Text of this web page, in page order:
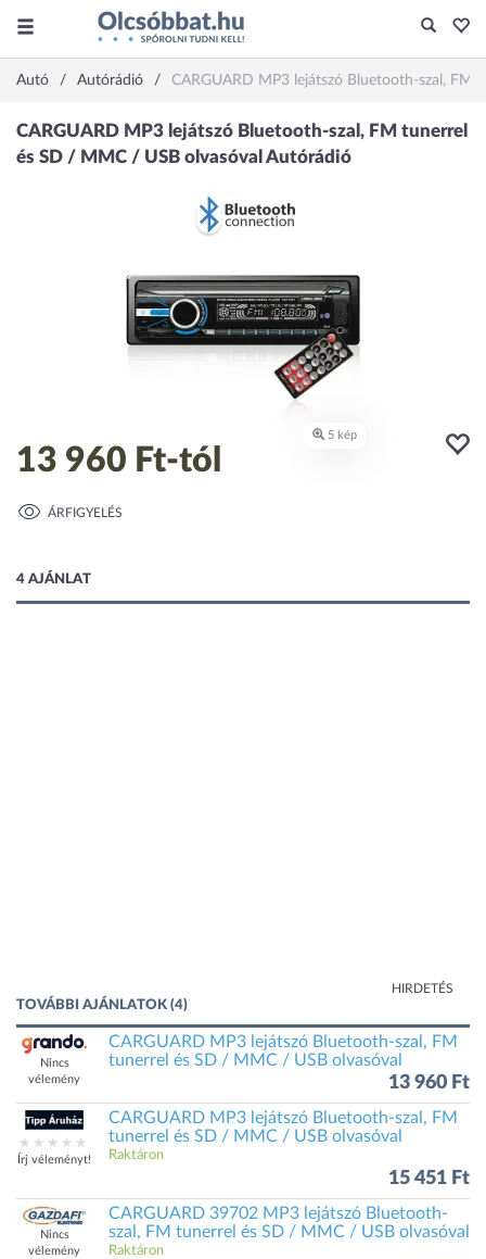
Autó Autórádió CARGUARD MP3 lejátszó Bluetooth-szal, FM
13 960 Ft-tól
ÁRFIGYELÉS
4 AJÁNLAT
HIRDETÉS
TOVÁBBI AJÁNLATOK (4)
Nincs
vélemény
CARGUARD MP3 lejátszó Bluetooth-szal, FM
tunerrel és SD / MMC / USB olvasóval
13 960 Ft
Írj véleményt!
CARGUARD MP3 lejátszó Bluetooth-szal, FM
tunerrel és SD / MMC / USB olvasóval
Raktáron
15 451 Ft
Nincs
vélemény
CARGUARD 39702 MP3 lejátszó Bluetooth-
szal, FM tunerrel és SD / MMC / USB olvasóval
Raktáron